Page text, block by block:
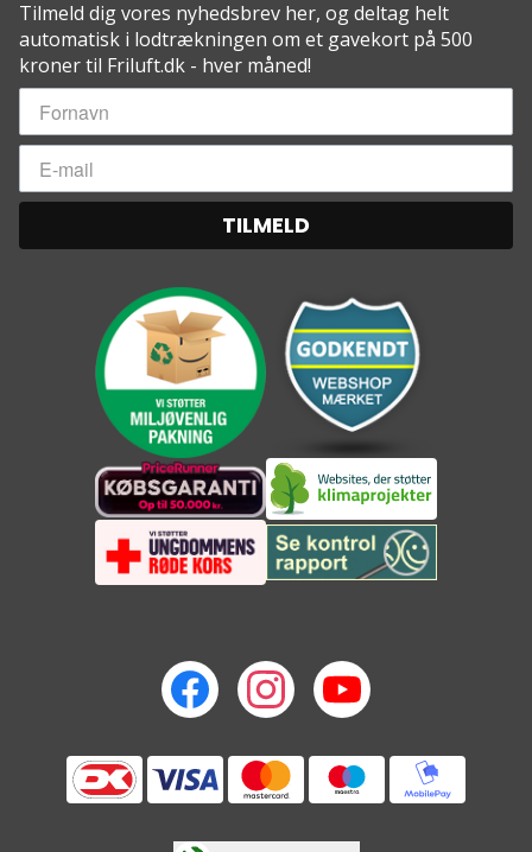
Tilmeld dig vores nyhedsbrev her, og deltag helt
automatisk i lodtrækningen om et gavekort på 500
kroner til Friluft.dk - hver måned!
TILMELD